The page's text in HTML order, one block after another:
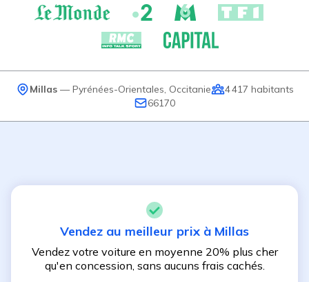
Millas— Pyrénées-Orientales Occitanie 4 417 habitants
66170
Vendez au meilleur prix à Millas
Vendez votre voiture en moyenne 20% plus cher
qu'en concession, sans aucuns frais cachés.